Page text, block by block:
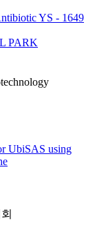
YS - 1649
PARK
UbiSAS using